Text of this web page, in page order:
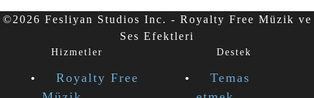
©2026 Fesliyan Studios Inc. - Royalty Free Müzik ve
Ses Efektleri
Hizmetler
Royalty Free
Destek
Temas